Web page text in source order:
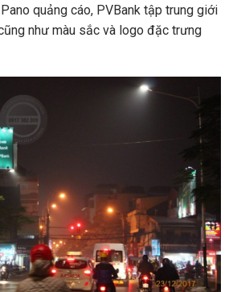
quảng cáo, PVBank tập trung giới
như màu sắc và logo đặc trưng